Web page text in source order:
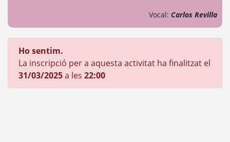
Vocal: Carlos Revilla
Ho sentim.
La inscripció per a aquesta activitat ha finalitzat el
31/03/2025a les 22:00